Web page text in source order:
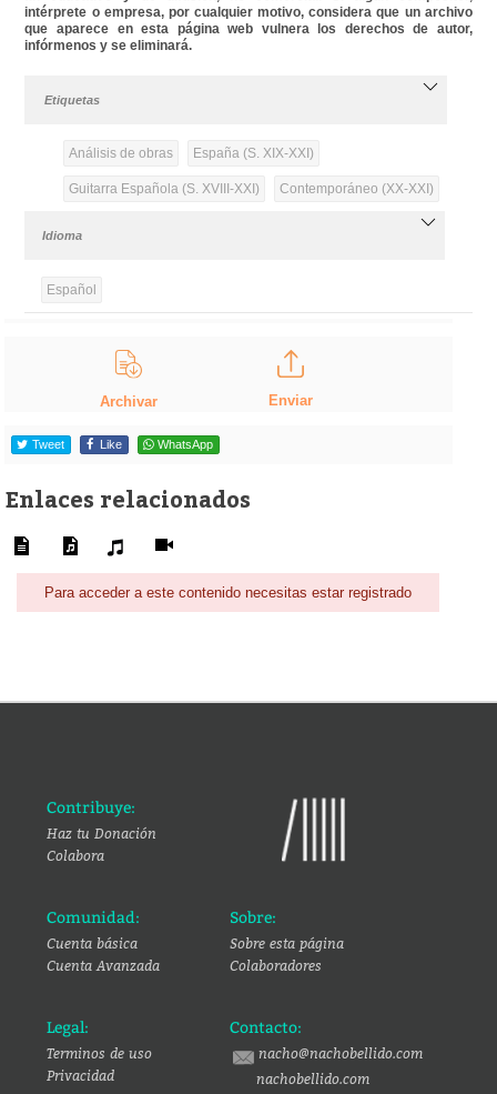
intérprete o empresa, por cualquier motivo, considera que un archivo
que aparece en esta página web vulnera los derechos de autor,
infórmenos y se eliminará.
Etiquetas
Análisis de obras España (S. XIX-XXI)
Guitarra Española (S. XVIII-XXI) Contemporáneo (XX-XXI)
Idioma
Español
Archivar Enviar
Tweet Like WhatsApp
Enlaces relacionados
Para acceder a este contenido necesitas estar registrado
Contribuye:
Haz tu Donación
Colabora
Comunidad:
Cuenta básica
Cuenta Avanzada
Sobre:
Sobre esta página
Colaboradores
Legal:
Terminos de uso
Privacidad
Contacto:
nacho@nachobellido.com
nachobellido.com